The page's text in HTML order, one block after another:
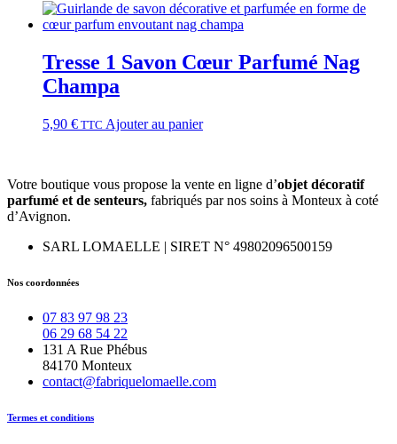
Tresse 1 Savon Cœur Parfumé Nag
Champa
5,90 € TTC Ajouter au panier
Votre boutique vous propose la vente en ligne d’objet décoratif
parfumé et de senteurs, fabriqués par nos soins à Monteux à coté
d’Avignon.
SARL LOMAELLE | SIRET N° 49802096500159
Nos coordonnées
07 83 97 98 23
06 29 68 54 22
131 A Rue Phébus
84170 Monteux
contact@fabriquelomaelle.com
Termes et conditions